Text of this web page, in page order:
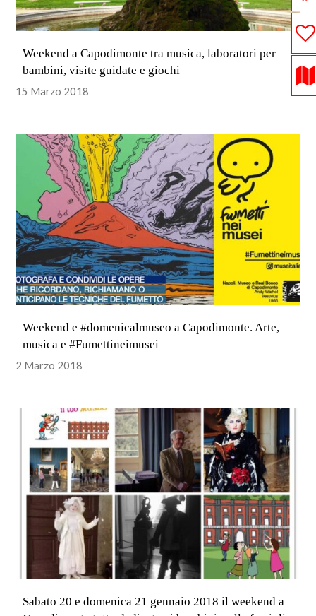
Weekend a Capodimonte tra musica, laboratori per
bambini, visite guidate e giochi
15 Marzo 2018
Weekend e #domenicalmuseo a Capodimonte. Arte,
musica e #Fumettineimusei
2 Marzo 2018
Sabato 20 e domenica 21 gennaio 2018 il weekend a